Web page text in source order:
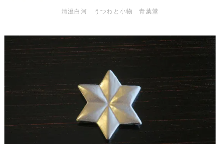
清澄白河 うつわと小物 青葉堂